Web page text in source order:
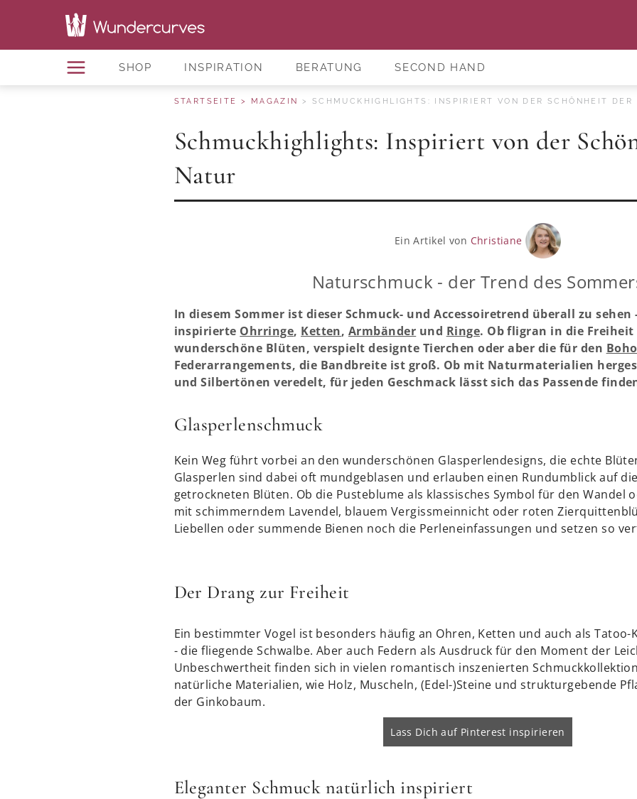
SHOP INSPIRATION BERATUNG SECOND HAND
STARTSEITE MAGAZIN SCHMUCKHIGHLIGHTS: INSPIRIERT VON DER SCHÖNHEIT DER
Schmuckhighlights: Inspiriert von der
Natur
Ein Artikel von Christiane
Naturschmuck - der Trend des
In diesem Sommer ist dieser Schmuck- und Accessoiretrend überall zu
inspirierte Ohrringe, Ketten, Armbänder und Ringe. Ob fligran in die
wunderschöne Blüten, verspielt designte Tierchen oder aber die für den
Federarrangements, die Bandbreite ist groß. Ob mit Naturmaterialien
und Silbertönen veredelt, für jeden Geschmack lässt sich das Passende
Glasperlenschmuck
Kein Weg führt vorbei an den wunderschönen Glasperlendesigns, die echte
Glasperlen sind dabei oft mundgeblasen und erlauben einen Rundumblick auf
getrockneten Blüten. Ob die Pusteblume als klassisches Symbol für den Wandel
mit schimmerndem Lavendel, blauem Vergissmeinnicht oder roten
Liebellen oder summende Bienen noch die Perleneinfassungen und setzen so
Der Drang zur Freiheit
Ein bestimmter Vogel ist besonders häufig an Ohren, Ketten und auch als
- die fliegende Schwalbe. Aber auch Federn als Ausdruck für den Moment der
Unbeschwertheit finden sich in vielen romantisch inszenierten
natürliche Materialien, wie Holz, Muscheln, (Edel-)Steine und strukturgebende
der Ginkobaum.
Lass Dich auf Pinterest inspirieren
Eleganter Schmuck natürlich inspiriert